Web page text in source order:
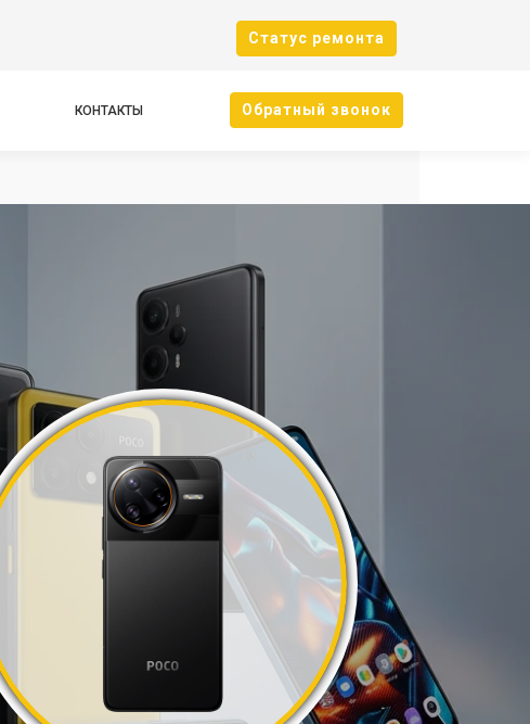
Cтатус ремонта
КОНТАКТЫ Oбратный звонок